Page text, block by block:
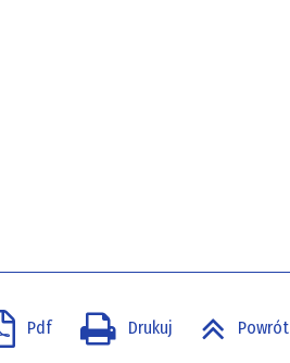
Pdf Drukuj Powrót